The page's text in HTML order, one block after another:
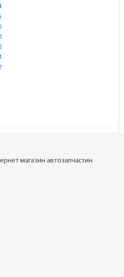
магазин автозапчастин